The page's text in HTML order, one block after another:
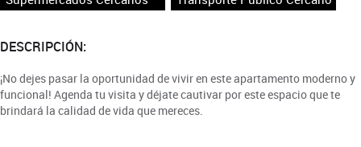
DESCRIPCIÓN:
¡No dejes pasar la oportunidad de vivir en este apartamento moderno y
funcional! Agenda tu visita y déjate cautivar por este espacio que te
brindará la calidad de vida que mereces.